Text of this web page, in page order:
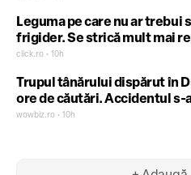
Leguma pe care nu ar trebui
frigider. Se strică mult mai
click.ro • 10h
Trupul tânărului dispărut în
ore de căutări. Accidentul s-
skijetului cu un trunchi de
wowbiz.ro • 10h